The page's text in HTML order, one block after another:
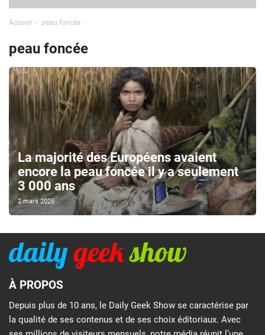
Accueil peau foncée
peau foncée
La majorité des Européens avaient
encore la peau foncée il y a seulement
3 000 ans
2 mars 2025
À PROPOS
Depuis plus de 10 ans, le Daily Geek Show se caractérise par
la qualité de ses contenus et de ses choix éditoriaux. Avec